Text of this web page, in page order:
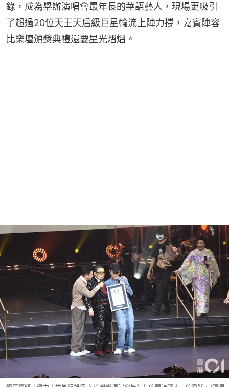
錄，成為舉辦演唱會最年長的華語藝人，現場更吸引
了超過20位天王天后級巨星輪流上陣力撐，嘉賓陣容
比樂壇頒獎典禮還要星光熠熠。